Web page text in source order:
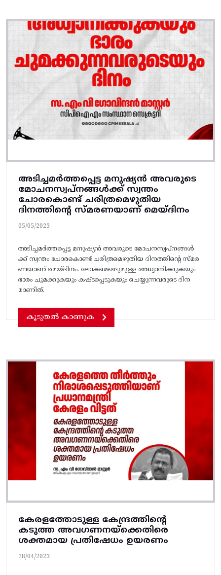
അടിച്ചമർത്തപ്പെട്ട മനുഷ്യൻ അവരുടെ
മോചനസ്വപ്നങ്ങൾക്ക് സ്വന്തം
ചോരകൊണ്ട് ചരിത്രമെഴുതിയ
ദിനത്തിന്റെ സ്മരണയാണ്‌ മെയ്‌ദിനം
05/05/2023
അടിച്ചമർത്തപ്പെട്ട മനുഷ്യൻ അവരുടെ മോചനസ്വപ്നങ്ങൾ
ക്ക് സ്വന്തം ചോരകൊണ്ട് ചരിത്രമെഴുതിയ ദിനത്തിന്റെ സ്മര
ണയാണ്‌ മെയ്‌ദിനം. ലോകമെങ്ങുമുള്ള അധ്വാനിക്കുകയും
ഭാരം ചുമക്കുകയും കഷ്‌ട‌‌‌പ്പെടുകയും ചെയ്യുന്നവരുടെ ദിന
മാണിത്.
കൂടുതൽ കാണുക
കേരളത്തോടുള്ള കേന്ദ്രത്തിന്റെ
കടുത്ത അവഗണനയ്‌ക്കെതിരെ
ശക്തമായ പ്രതിഷേധം ഉയരണം
28/04/2023